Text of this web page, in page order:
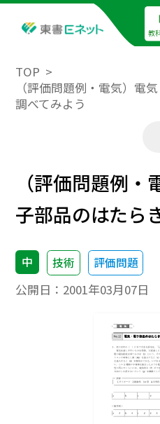
教
TOP
（評価問題例・電気）電
調べてみよう
（評価問題例
子部品のはたら
中 技術 評価問題
公開日： 2001年03月07日